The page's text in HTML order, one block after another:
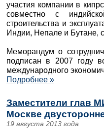
участия компании в
совместно с
строительства и
Индии, Непале и Бутане,
Меморандум о
подписан в 2007 году
международного
Подробнее »
Заместители глав
Москве
19 августа 2013 года